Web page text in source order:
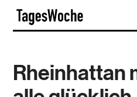
Skip
content
Rheinhattan